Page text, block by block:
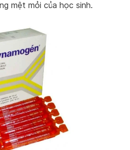
mệt mỏi của học sinh.